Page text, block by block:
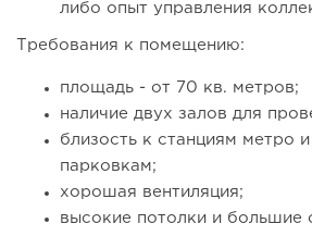
открытия заведения
либо опыт управления
Требования к помещению:
площадь - от 70 кв. метров;
наличие двух залов для
близость к станциям метро
парковкам;
хорошая вентиляция;
высокие потолки и большие